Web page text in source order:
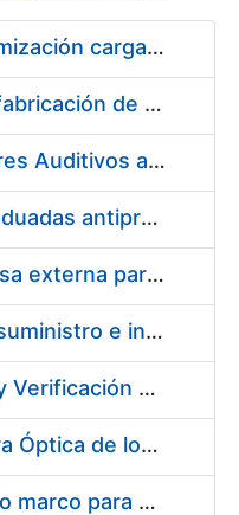
Pliego condiciones optimización cargas compras firmado
Acuerdo marco para la fabricación de piezas
Suministro de Protectores Auditivos a medida para las personas trabajadoras de los Centros de Trabajo de Madrid y Burgos
Suministro de gafas graduadas antiproyecciones para los trabajadores de la FNMT-RCM en los centros de trabajo de Madrid y Burgos
Servicios de una empresa externa para el asesoramiento y resolución de los recursos de alzada que se presentan relacionados con procesos de selección para la FNMT-RCM
Acuerdo marco para el suministro e instalación de persianas, estores y otros complementos
Servicio de Calibración y Verificación Externa de los Equipos de Medición del Servicio de Prevención de la FNMT-RCM
Conexión mediante Fibra Óptica de los Centros de Proceso de Datos (CPDs) de las sedes de la FNMT-RCM de Burgos y Madrid
Contratación de acuerdo marco para el Suministro de Material de Electricidad para la Fábrica Nacional de Moneda y Timbre-Real Casa de la Moneda en su centro de trabajo de Burgos